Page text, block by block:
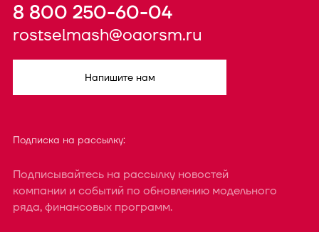
8 800 250-60-04
rostselmash@oaorsm.ru
Напишите нам
Подписка на рассылку:
Подписывайтесь на рассылку новостей
компании и событий по обновлению модельного
ряда, финансовых программ.